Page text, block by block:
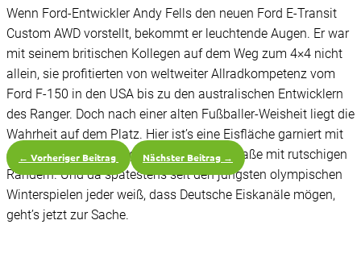
Wenn Ford-Entwickler Andy Fells den neuen Ford E-Transit
Custom AWD vorstellt, bekommt er leuchtende Augen. Er war
mit seinem britischen Kollegen auf dem Weg zum 4×4 nicht
allein, sie profitierten von weltweiter Allradkompetenz vom
Ford F-150 in den USA bis zu den australischen Entwicklern
des Ranger. Doch nach einer alten Fußballer-Weisheit liegt die
Wahrheit auf dem Platz. Hier ist’s eine Eisfläche garniert mit
einer deftigen Steigung. Plus trockener Straße mit rutschigen
Rändern. Und da spätestens seit den jüngsten olympischen
Winterspielen jeder weiß, dass Deutsche Eiskanäle mögen,
geht’s jetzt zur Sache.
← Vorheriger Beitrag Nächster Beitrag →